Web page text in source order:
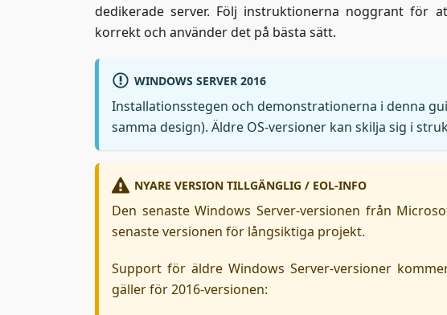
dedikerade server. Följ instruktionerna noggrant för
korrekt och använder det på bästa sätt.
WINDOWS SERVER 2016
Installationsstegen och demonstrationerna i denna
samma design). Äldre OS-versioner kan skilja sig i
NYARE VERSION TILLGÄNGLIG / EOL-INFO
Den senaste Windows Server-versionen från
senaste versionen för långsiktiga projekt.
Support för äldre Windows Server-versioner
gäller för 2016-versionen: